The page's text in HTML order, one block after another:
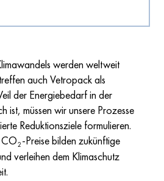
werden weltweit
auch Vetropack als
der Energiebedarf in der
ist, müssen wir unsere Prozesse
Reduktionsziele formulieren.
CO2 -Preise bilden zukünftige
verleihen dem Klimaschutz